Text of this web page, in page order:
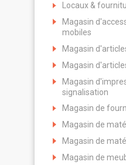
Locaux &
Magasin
mobiles
Magasin
Magasin
Magasin
signalisation
Magasin de
Magasin de
Magasin de
Magasin de